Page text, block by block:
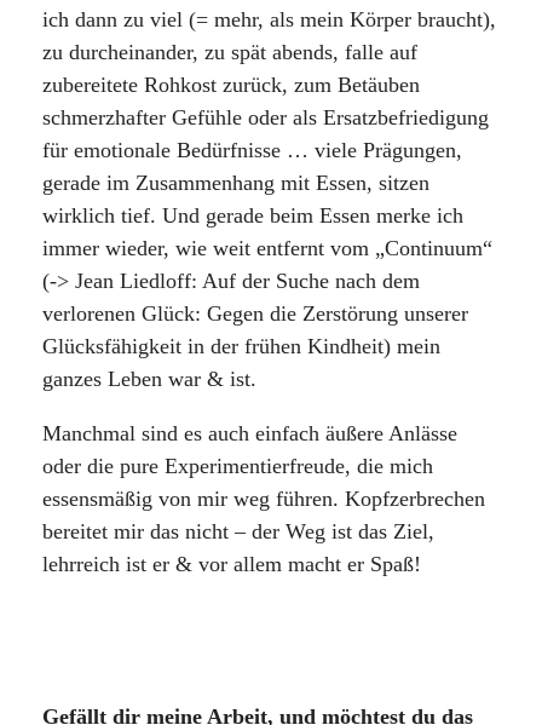
ich dann zu viel (= mehr, als mein Körper braucht),
zu durcheinander, zu spät abends, falle auf
zubereitete Rohkost zurück, zum Betäuben
schmerzhafter Gefühle oder als Ersatzbefriedigung
für emotionale Bedürfnisse … viele Prägungen,
gerade im Zusammenhang mit Essen, sitzen
wirklich tief. Und gerade beim Essen merke ich
immer wieder, wie weit entfernt vom „Continuum“
(-> Jean Liedloff: Auf der Suche nach dem
verlorenen Glück: Gegen die Zerstörung unserer
Glücksfähigkeit in der frühen Kindheit) mein
ganzes Leben war & ist.
Manchmal sind es auch einfach äußere Anlässe
oder die pure Experimentierfreude, die mich
essensmäßig von mir weg führen. Kopfzerbrechen
bereitet mir das nicht – der Weg ist das Ziel,
lehrreich ist er & vor allem macht er Spaß!
Gefällt dir meine Arbeit, und möchtest du das